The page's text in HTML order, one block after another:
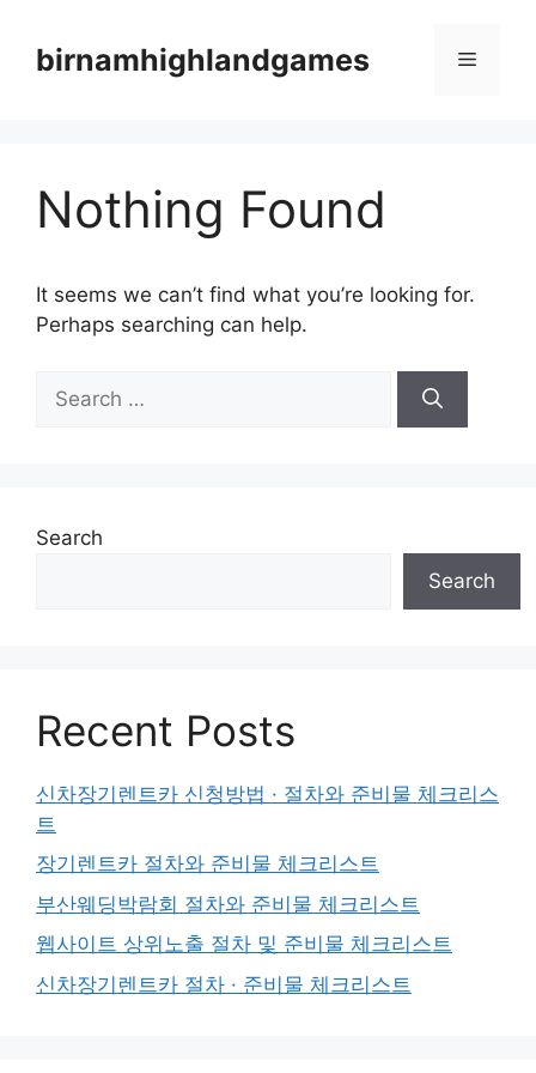
contentbirnamhighlandgames Menu
Nothing Found
It seems we can’t find what you’re looking for.
Perhaps searching can help.
for:
Search
Search
Recent Posts
신차장기렌트카 신청방법 · 절차와 준비물 체크리스
트
장기렌트카 절차와 준비물 체크리스트
부산웨딩박람회 절차와 준비물 체크리스트
웹사이트 상위노출 절차 및 준비물 체크리스트
신차장기렌트카 절차 · 준비물 체크리스트